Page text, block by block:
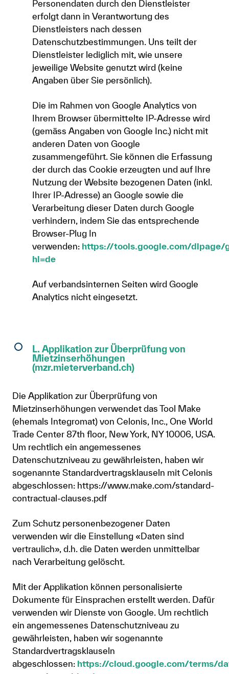
Personendaten durch den Dienstleister
erfolgt dann in Verantwortung des
Dienstleisters nach dessen
Datenschutzbestimmungen. Uns teilt der
Dienstleister lediglich mit, wie unsere
jeweilige Website genutzt wird (keine
Angaben über Sie persönlich).
Die im Rahmen von Google Analytics von
Ihrem Browser übermittelte IP-Adresse wird
(gemäss Angaben von Google Inc.) nicht mit
anderen Daten von Google
zusammengeführt. Sie können die Erfassung
der durch das Cookie erzeugten und auf Ihre
Nutzung der Website bezogenen Daten (inkl.
Ihrer IP-Adresse) an Google sowie die
Verarbeitung dieser Daten durch Google
verhindern, indem Sie das entsprechende
Browser-Plug In
verwenden: https://tools.google.com/dlpage/
hl=de
Auf verbandsinternen Seiten wird Google
Analytics nicht eingesetzt.
L. Applikation zur Überprüfung von
Mietzinserhöhungen
(mzr.mieterverband.ch)
Die Applikation zur Überprüfung von
Mietzinserhöhungen verwendet das Tool Make
(ehemals Integromat) von Celonis, Inc., One World
Trade Center 87th floor, New York, NY 10006, USA.
Um rechtlich ein angemessenes
Datenschutzniveau zu gewährleisten, haben wir
sogenannte Standardvertragsklauseln mit Celonis
abgeschlossen: https://www.make.com/standard-
contractual-clauses.pdf
Zum Schutz personenbezogener Daten
verwenden wir die Einstellung «Daten sind
vertraulich», d.h. die Daten werden unmittelbar
nach Verarbeitung gelöscht.
Mit der Applikation können personalisierte
Dokumente für Einsprachen erstellt werden. Dafür
verwenden wir Dienste von Google. Um rechtlich
ein angemessenes Datenschutzniveau zu
gewährleisten, haben wir sogenannte
Standardvertragsklauseln
abgeschlossen: https://cloud.google.com/terms/